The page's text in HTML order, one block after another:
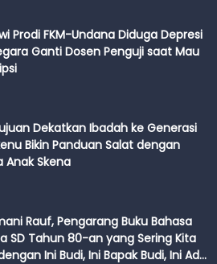
Prodi FKM-Undana Diduga Depresi
Ganti Dosen Penguji saat Mau
Dekatkan Ibadah ke Generasi
Bikin Panduan Salat dengan
Anak Skena
Rauf, Pengarang Buku Bahasa
SD Tahun 80-an yang Sering Kita
Ini Budi, Ini Bapak Budi, Ini Adik